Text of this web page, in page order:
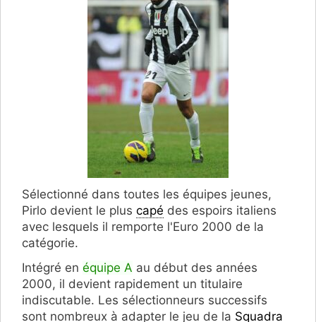
Sélectionné dans toutes les équipes jeunes,
Pirlo devient le plus capé des espoirs italiens
avec lesquels il remporte l'Euro 2000 de la
catégorie.
Intégré en équipe A au début des années
2000, il devient rapidement un titulaire
indiscutable. Les sélectionneurs successifs
sont nombreux à adapter le jeu de la Squadra